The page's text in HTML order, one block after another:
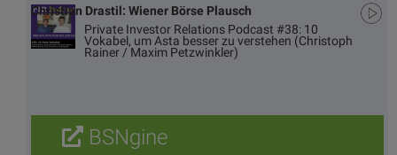
Christian Drastil: Wiener Börse Plausch
Private Investor Relations Podcast #38: 10
Vokabel, um Asta besser zu verstehen (Christoph
Rainer / Maxim Petzwinkler)
BSNgine